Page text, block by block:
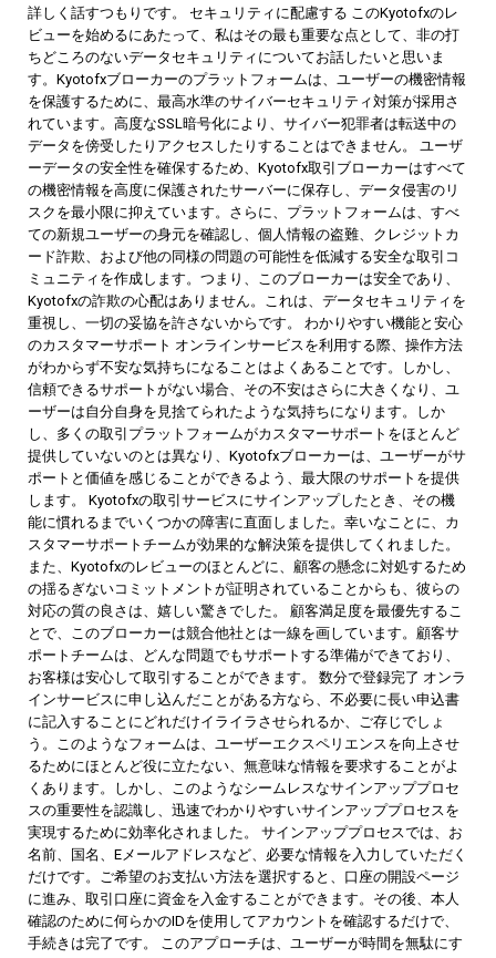
詳しく話すつもりです。 セキュリティに配慮する このKyotofxのレ
ビューを始めるにあたって、私はその最も重要な点として、非の打
ちどころのないデータセキュリティについてお話したいと思いま
す。Kyotofxブローカーのプラットフォームは、ユーザーの機密情報
を保護するために、最高水準のサイバーセキュリティ対策が採用さ
れています。高度なSSL暗号化により、サイバー犯罪者は転送中の
データを傍受したりアクセスしたりすることはできません。 ユーザ
ーデータの安全性を確保するため、Kyotofx取引ブローカーはすべて
の機密情報を高度に保護されたサーバーに保存し、データ侵害のリ
スクを最小限に抑えています。さらに、プラットフォームは、すべ
ての新規ユーザーの身元を確認し、個人情報の盗難、クレジットカ
ード詐欺、および他の同様の問題の可能性を低減する安全な取引コ
ミュニティを作成します。つまり、このブローカーは安全であり、
Kyotofxの詐欺の心配はありません。これは、データセキュリティを
重視し、一切の妥協を許さないからです。 わかりやすい機能と安心
のカスタマーサポート オンラインサービスを利用する際、操作方法
がわからず不安な気持ちになることはよくあることです。しかし、
信頼できるサポートがない場合、その不安はさらに大きくなり、ユ
ーザーは自分自身を見捨てられたような気持ちになります。しか
し、多くの取引プラットフォームがカスタマーサポートをほとんど
提供していないのとは異なり、Kyotofxブローカーは、ユーザーがサ
ポートと価値を感じることができるよう、最大限のサポートを提供
します。 Kyotofxの取引サービスにサインアップしたとき、その機
能に慣れるまでいくつかの障害に直面しました。幸いなことに、カ
スタマーサポートチームが効果的な解決策を提供してくれました。
また、Kyotofxのレビューのほとんどに、顧客の懸念に対処するため
の揺るぎないコミットメントが証明されていることからも、彼らの
対応の質の良さは、嬉しい驚きでした。 顧客満足度を最優先するこ
とで、このブローカーは競合他社とは一線を画しています。顧客サ
ポートチームは、どんな問題でもサポートする準備ができており、
お客様は安心して取引することができます。 数分で登録完了 オンラ
インサービスに申し込んだことがある方なら、不必要に長い申込書
に記入することにどれだけイライラさせられるか、ご存じでしょ
う。このようなフォームは、ユーザーエクスペリエンスを向上させ
るためにほとんど役に立たない、無意味な情報を要求することがよ
くあります。しかし、このようなシームレスなサインアッププロセ
スの重要性を認識し、迅速でわかりやすいサインアッププロセスを
実現するために効率化されました。 サインアッププロセスでは、お
名前、国名、Eメールアドレスなど、必要な情報を入力していただく
だけです。ご希望のお支払い方法を選択すると、口座の開設ページ
に進み、取引口座に資金を入金することができます。その後、本人
確認のために何らかのIDを使用してアカウントを確認するだけで、
手続きは完了です。 このアプローチは、ユーザーが時間を無駄にす